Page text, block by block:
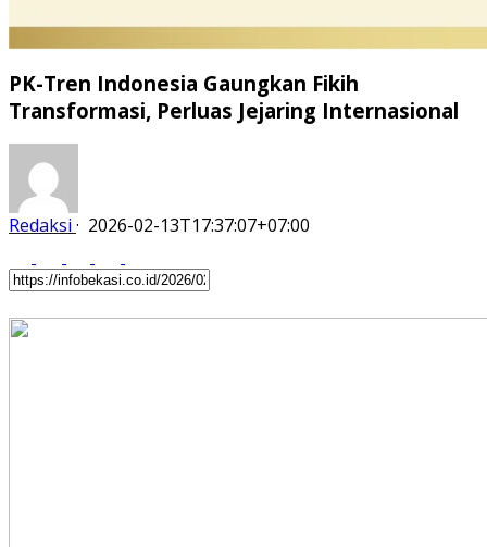
PK-Tren Indonesia Gaungkan Fikih
Transformasi, Perluas Jejaring Internasional
Redaksi · 2026-02-13T17:37:07+07:00